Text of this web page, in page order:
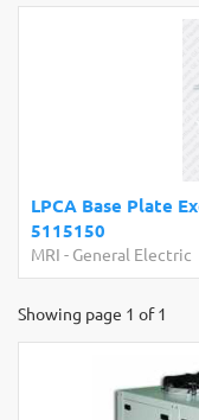
LPCA Base Plate
5115150
MRI - General Electric
Showing page 1 of 1